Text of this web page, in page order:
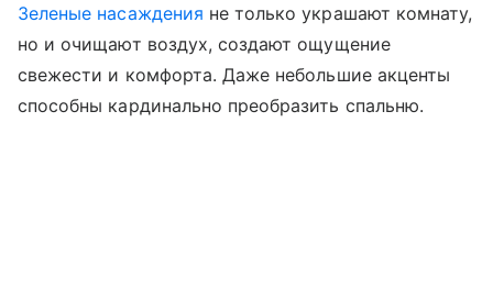
Зеленые насаждения не только украшают комнату,
но и очищают воздух, создают ощущение
свежести и комфорта. Даже небольшие акценты
способны кардинально преобразить спальню.